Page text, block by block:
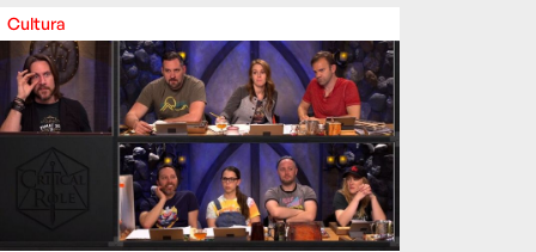
Cultura